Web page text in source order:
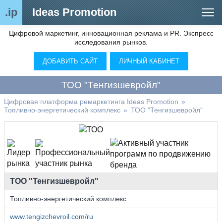
.ip Ideas Promotion
Сегменты рынка
Цифровой ремаркетинг (анализ рынка)
Видео
О нас
Цифровой маркетинг, инновационная реклама и PR. Экспресс
исследования рынков.
ДОБАВИТЬ САЙТ ЛИЧНЫЙ КАБИНЕТ
ТОО "Тенгизшевройл"
Цифровая платформа ремаркетинга Ideas Promotion »
Топливно-энергетический комплекс » ТОО "Тенгизшевройл"
ТОО "Тенгизшевройл"
Топливно-энергетический комплекс
www.tengizchevroil.com/ru